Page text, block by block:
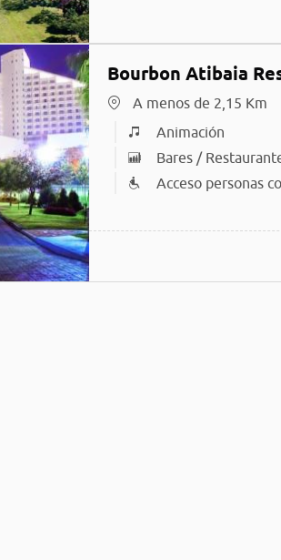
Bourbon Atibaia
A menos de 2,15 Km
Animación
Bares /
Acceso personas